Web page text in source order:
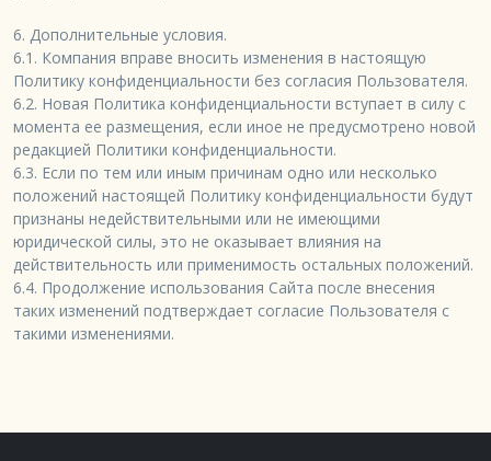
6. Дополнительные условия.
6.1. Компания вправе вносить изменения в настоящую
Политику конфиденциальности без согласия Пользователя.
6.2. Новая Политика конфиденциальности вступает в силу с
момента ее размещения, если иное не предусмотрено новой
редакцией Политики конфиденциальности.
6.3. Если по тем или иным причинам одно или несколько
положений настоящей Политику конфиденциальности будут
признаны недействительными или не имеющими
юридической силы, это не оказывает влияния на
действительность или применимость остальных положений.
6.4. Продолжение использования Сайта после внесения
таких изменений подтверждает согласие Пользователя с